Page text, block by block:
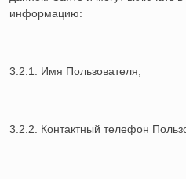
информацию:
3.2.1. Имя Пользователя;
3.2.2. Контактный телефон